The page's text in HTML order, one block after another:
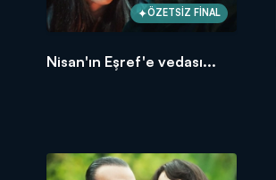
ÖZETSİZ FİNAL
Nisan'ın Eşref'e vedası...